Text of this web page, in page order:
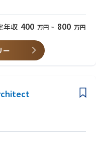
を中心とした顧客基盤を有し
自のビジネスモデルを構築し
境
内と非常に少ない環境で
年収 400 万円 ~ 800 万円
ー